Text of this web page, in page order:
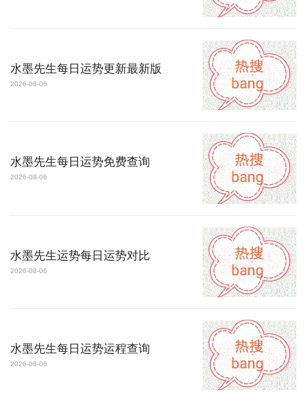
水墨先生每日运势更新最新版
2026-08-06
水墨先生每日运势免费查询
2026-08-06
水墨先生运势每日运势对比
2026-08-06
水墨先生每日运势运程查询
2026-08-06